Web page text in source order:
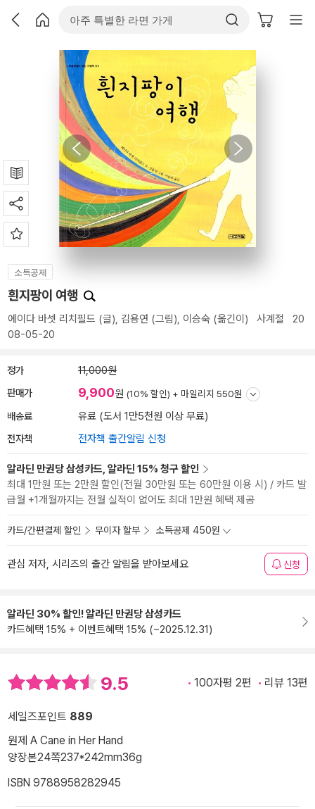
소득공제
흰지팡이 여행
에이다 바셋 리치필드 (글), 김용연 (그림), 이승숙 (옮긴이) 사계절 20
08-05-20
정가 11,000원
판매가 9,900원 (10% 할인) + 마일리지 550원
배송료 유료 (도서 1만5천원 이상 무료)
전자책 전자책 출간알림 신청
알라딘 만권당 삼성카드, 알라딘 15% 청구 할인
최대 1만원 또는 2만원 할인(전월 30만원 또는 60만원 이용 시) / 카드 발
급월 +1개월까지는 전월 실적이 없어도 최대 1만원 혜택 제공
카드/간편결제 할인 무이자 할부 소득공제 450원
관심 저자, 시리즈의 출간 알림을 받아보세요 신청
알라딘 30% 할인! 알라딘 만권당 삼성카드
카드혜택 15% + 이벤트혜택 15% (~2025.12.31)
9.5 100자평 2편 리뷰 13편
세일즈포인트 889
원제 A Cane in Her Hand
양장본24쪽237*242mm36g
ISBN 9788958282945